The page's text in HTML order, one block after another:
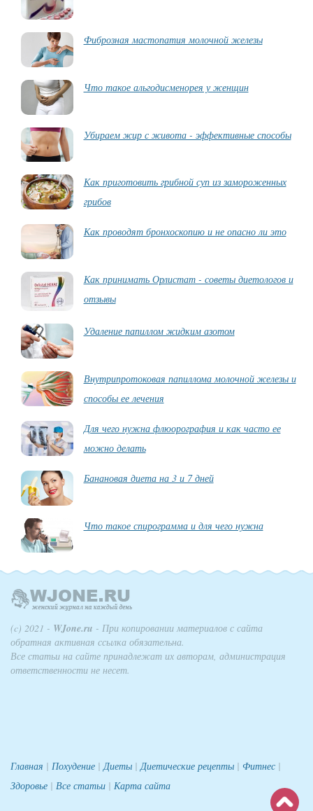
Фиброзная мастопатия молочной железы
Что такое альгодисменорея у женщин
Убираем жир с живота - эффективные способы
Как приготовить грибной суп из замороженных
грибов
Как проводят бронхоскопию и не опасно ли это
Как принимать Орлистат - советы диетологов и
отзывы
Удаление папиллом жидким азотом
Внутрипротоковая папиллома молочной железы и
способы ее лечения
Для чего нужна флюорография и как часто ее
можно делать
Банановая диета на 3 и 7 дней
Что такое спирограмма и для чего нужна
(c) 2021 - WJone.ru - При копировании материалов с сайта
обратная активная ссылка обязательна.
Все статьи на сайте принадлежат их авторам, администрация
ответственности не несет.
Главная | Похудение |Диеты |Диетические рецепты | Фитнес |
Здоровье | Все статьи | Карта сайта